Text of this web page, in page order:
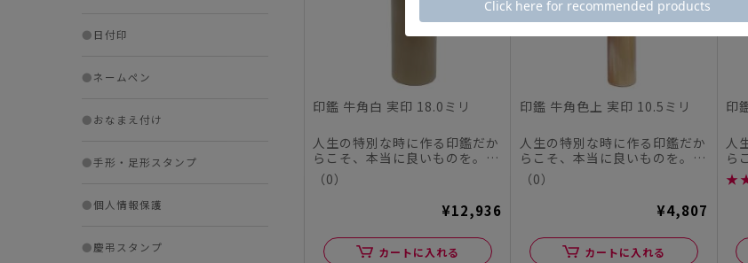
● 日付印
●ネームペン
●おなまえ付け
●手形・足形スタンプ
●個人情報保護
●慶弔スタンプ
印鑑 牛角白 実印 18.0ミリ
人生の特別な時に作る印鑑だか
らこそ、本当に良いものを。
この度、シヤチハタオフィシャ
ル...
（0）
¥12,936
カートに入れる
印鑑 牛角色上 実印 10.5ミリ
人生の特別な時に作る印鑑だか
らこそ、本当に良いものを。
この度、シヤチハタオフィシャ
ル...
（0）
¥4,807
カートに入れる
印
人
ら
こ
ル
★